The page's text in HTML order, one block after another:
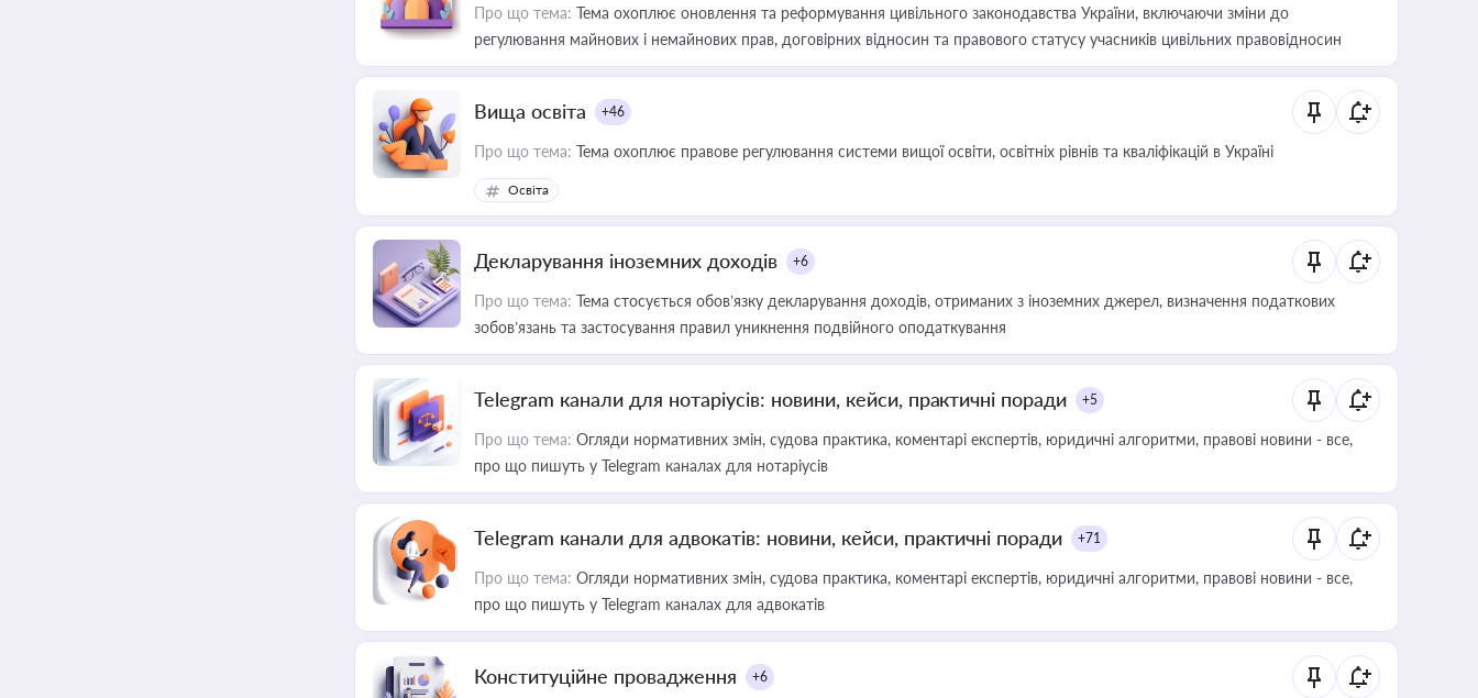
Про що тема: Тема охоплює оновлення та реформування цивільного законодавства України, включаючи зміни до
регулювання майнових і немайнових прав, договірних відносин та правового статусу учасників цивільних правовідносин
Вища освіта +46
Про що тема: Тема охоплює правове регулювання системи вищої освіти, освітніх рівнів та кваліфікацій в Україні
Освіта
Декларування іноземних доходів +6
Про що тема: Тема стосується обов’язку декларування доходів, отриманих з іноземних джерел, визначення податкових
зобов’язань та застосування правил уникнення подвійного оподаткування
Telegram канали для нотаріусів: новини, кейси, практичні поради +5
Про що тема: Огляди нормативних змін, судова практика, коментарі експертів, юридичні алгоритми, правові новини - все,
про що пишуть у Telegram каналах для нотаріусів
Telegram канали для адвокатів: новини, кейси, практичні поради +71
Про що тема: Огляди нормативних змін, судова практика, коментарі експертів, юридичні алгоритми, правові новини - все,
про що пишуть у Telegram каналах для адвокатів
Конституційне провадження +6